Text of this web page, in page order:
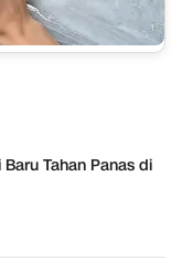
Tahan Panas di